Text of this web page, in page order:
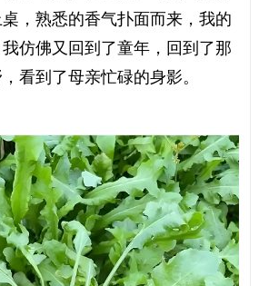
，熟悉的香气扑面而来，我的
仿佛又回到了童年，回到了那
看到了母亲忙碌的身影。